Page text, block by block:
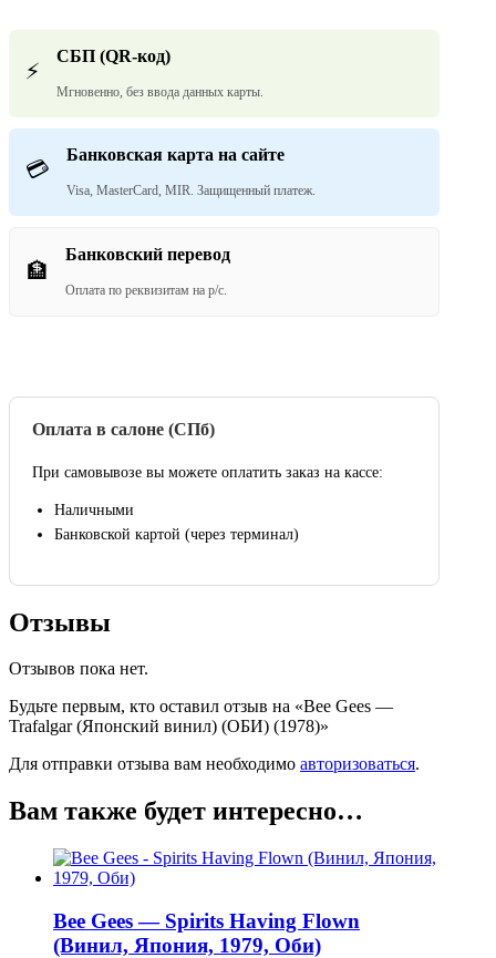
⚡
СБП (QR-код)
Мгновенно, без ввода данных карты.
💳
Банковская карта на сайте
Visa, MasterCard, MIR. Защищенный платеж.
🏦
Банковский перевод
Оплата по реквизитам на р/с.
Оплата в салоне (СПб)
При самовывозе вы можете оплатить заказ на кассе:
Наличными
Банковской картой (через терминал)
Отзывы
Отзывов пока нет.
Будьте первым, кто оставил отзыв на «Bee Gees —
Trafalgar (Японский винил) (ОБИ) (1978)»
Для отправки отзыва вам необходимо авторизоваться.
Вам также будет интересно…
Bee Gees — Spirits Having Flown
(Винил, Япония, 1979, Оби)